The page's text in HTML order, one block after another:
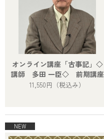
オンライン講座「古事記」◇
講師 多田 一臣◇ 前期講座
11,550円 （税込み）